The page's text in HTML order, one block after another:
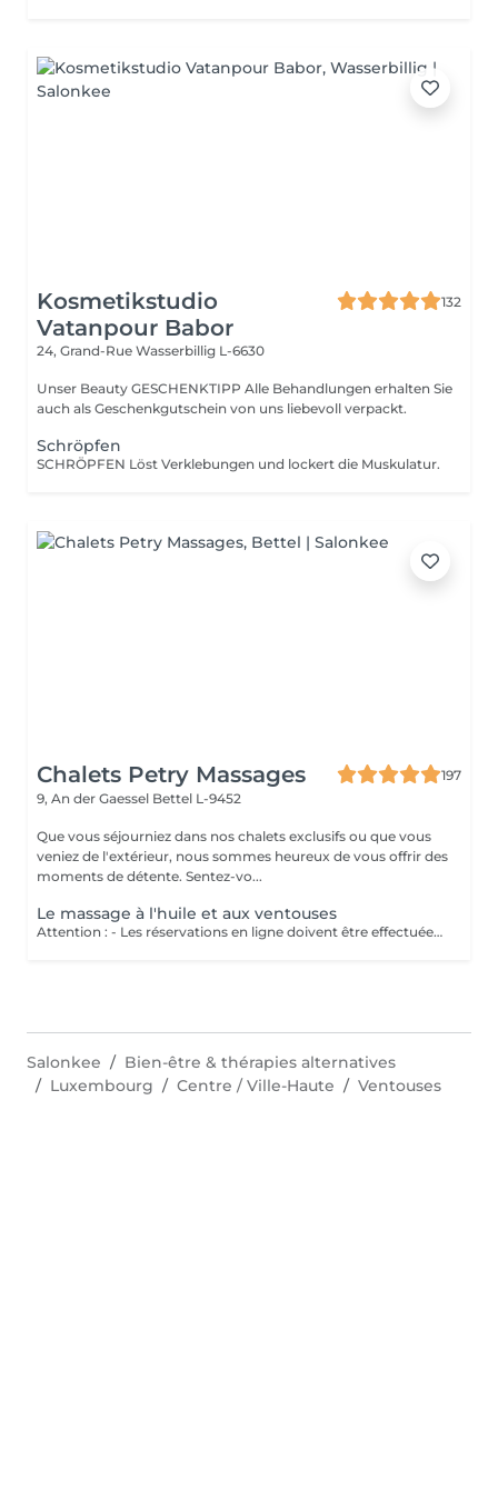
Kosmetikstudio
Vatanpour Babor
132
24, Grand-Rue Wasserbillig L-6630
Unser Beauty GESCHENKTIPP Alle Behandlungen erhalten Sie
auch als Geschenkgutschein von uns liebevoll verpackt.
Schröpfen
SCHRÖPFEN Löst Verklebungen und lockert die Muskulatur.
Chalets Petry Massages
197
9, An der Gaessel Bettel L-9452
Que vous séjourniez dans nos chalets exclusifs ou que vous
veniez de l'extérieur, nous sommes heureux de vous offrir des
moments de détente. Sentez-vo...
Le massage à l'huile et aux ventouses
Attention : - Les réservations en ligne doivent être effectuées au moins 24 heures à l'avance. - Si vous souhaitez réserver un massage à court terme (moins de 24 heures à l'avance), veuillez appeler le +49 173 390 20 62. - Si vous devez annuler le massage, nous vous demandons de le faire au moins 24 heures à l'avance, sinon nous devrons facturer 70 % du prix des massages. - Les employés et les horaires peuvent être adaptés si nécessaire, après consultation avec vous. Traite d'abord les tissus cutanés et musculaires. Ensuite, les ventouses dénouent les blocages énergétiques. Ce massage dynamise le sang, améliore la microcirculation et favorise l'élimination des toxines. Perfectionne la souplesse et la qualité de peau, tonifiant l'épiderme.
Salonkee
Bien-être & thérapies alternatives
Luxembourg
Centre / Ville-Haute Ventouses